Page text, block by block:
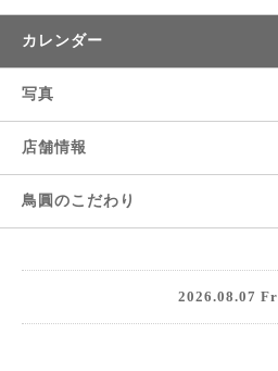
カレンダー
写真
店舗情報
鳥圓のこだわり
2026.08.07